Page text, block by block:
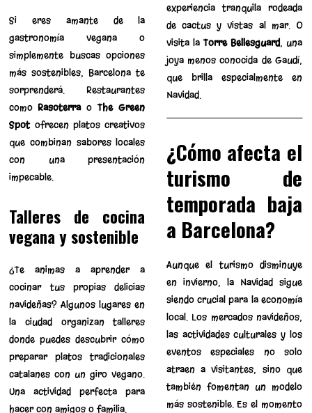
Si eres amante de la
gastronomía vegana o
simplemente buscas opciones
más sostenibles, Barcelona te
sorprenderá. Restaurantes
comoRasoterraoThe Green
Spotofrecen platos creativos
que combinan sabores locales
con una presentación
impecable.
Talleres de cocina
vegana y sostenible
¿Te animas a aprender a
cocinar tus propias delicias
navideñas? Algunos lugares en
la ciudad organizan talleres
donde puedes descubrir cómo
preparar platos tradicionales
catalanes con un giro vegano.
Una actividad perfecta para
hacer con amigos o familia.
experiencia tranquila rodeada
de cactus y vistas al mar. O
visita laTorre Bellesguard, una
joya menos conocida de Gaudí,
que brilla especialmente en
Navidad.
¿Cómo afecta el
turismo de
temporada baja
a Barcelona?
Aunque el turismo disminuye
en invierno, la Navidad sigue
siendo crucial para la economía
local. Los mercados navideños,
las actividades culturales y los
eventos especiales no solo
atraen a visitantes, sino que
también fomentan un modelo
más sostenible. Es el momento